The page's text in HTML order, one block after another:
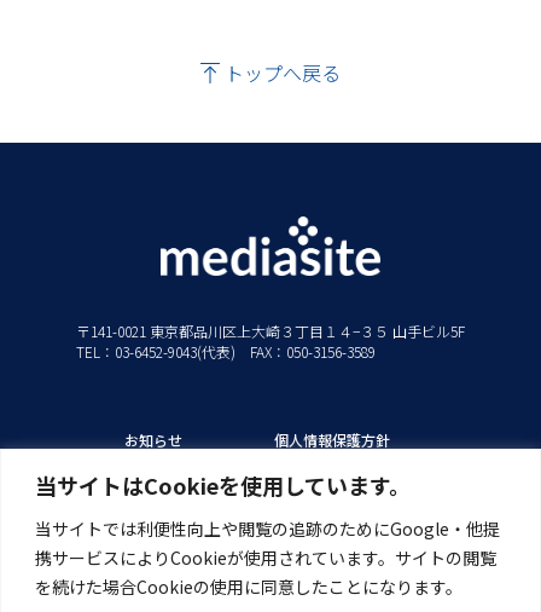
当サイトはCookieを使用しています。
当サイトでは利便性向上や閲覧の追跡のためにGoogle・他提
携サービスによりCookieが使用されています。サイトの閲覧
を続けた場合Cookieの使用に同意したことになります。
トップへ戻る
〒141-0021 東京都品川区上大崎３丁目１４−３５ 山手ビル5F
TEL：03-6452-9043(代表) FAX：050-3156-3589
お知らせ
私たちの強み
製品/サービス
導入事例
個人情報保護方針
情報セキュリティ方針